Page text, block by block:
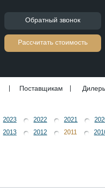
Обратный звонок
Расcчитать стоимость
Поставщикам
2023 2022 2021
2013 2012 2011